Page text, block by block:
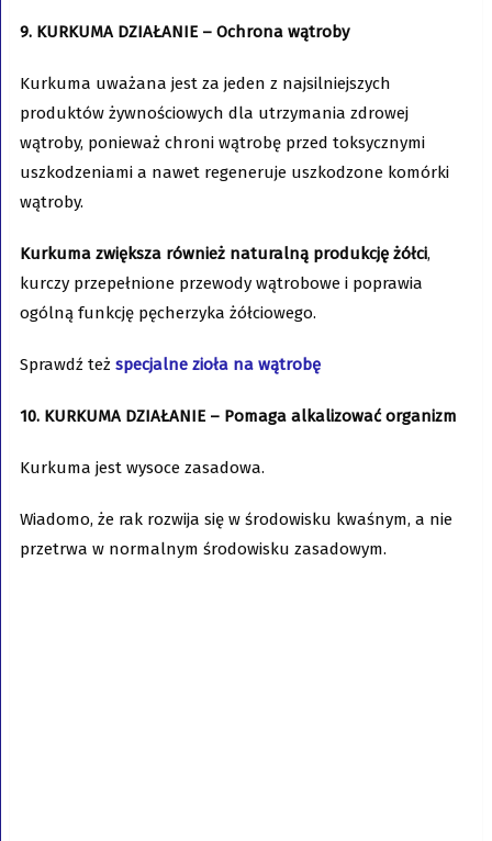
9. KURKUMA DZIAŁANIE – Ochrona wątroby
Kurkuma uważana jest za jeden z najsilniejszych
produktów żywnościowych dla utrzymania zdrowej
wątroby, ponieważ chroni wątrobę przed toksycznymi
uszkodzeniami a nawet regeneruje uszkodzone komórki
wątroby.
Kurkuma zwiększa również naturalną produkcję żółci,
kurczy przepełnione przewody wątrobowe i poprawia
ogólną funkcję pęcherzyka żółciowego.
Sprawdź też specjalne zioła na wątrobę
10. KURKUMA DZIAŁANIE – Pomaga alkalizować organizm
Kurkuma jest wysoce zasadowa.
Wiadomo, że rak rozwija się w środowisku kwaśnym, a nie
przetrwa w normalnym środowisku zasadowym.